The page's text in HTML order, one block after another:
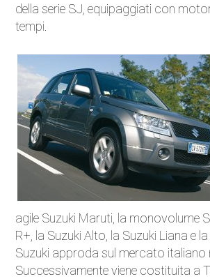
Competizioni
Moto
Trasporti e strade
Attualità
Videogiochi
Auto d'Epoca
Sicurezza Stradale
della serie SJ, equipaggiati con
tempi.
agile Suzuki Maruti, la monovolume
R+, la Suzuki Alto, la Suzuki Liana e
Suzuki approda sul mercato italiano
Successivamente viene costituita a